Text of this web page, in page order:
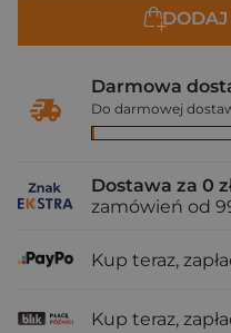
DODAJ
Darmowa
Do darmowej
Dostawa za 0
zamówień od
Kup teraz,
Kup teraz,